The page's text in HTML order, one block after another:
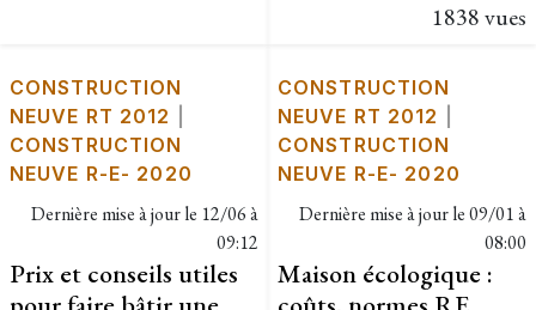
1838 vues
CONSTRUCTION
NEUVE RT 2012
CONSTRUCTION
NEUVE R-E- 2020
Dernière mise à jour le 12/06 à
09:12
Prix et conseils utiles
CONSTRUCTION
NEUVE RT 2012
CONSTRUCTION
NEUVE R-E- 2020
Dernière mise à jour le09/01 à
08:00
Maison écologique :